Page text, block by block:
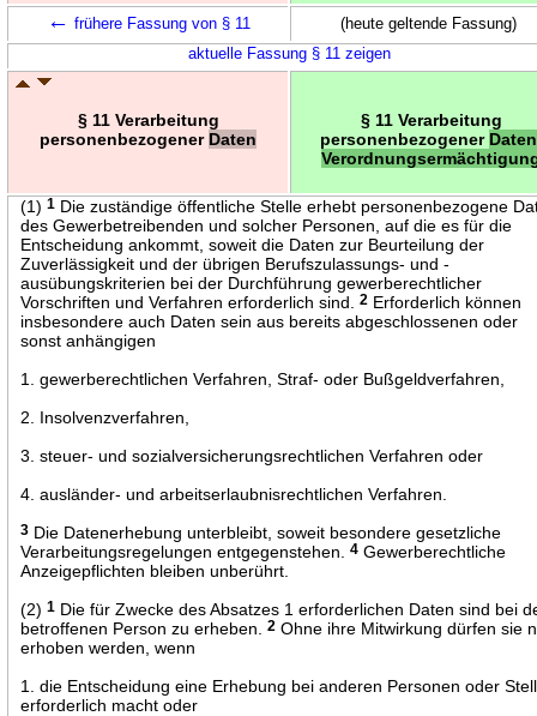
← frühere Fassung von § 11
(heute geltende Fassung)
aktuelle Fassung § 11 zeigen
§ 11 Verarbeitung
personenbezogener Daten
§ 11 Verarbeitung
personenbezogener
(1)1 Die zuständige öffentliche Stelle erhebt personenbezogene
des Gewerbetreibenden und solcher Personen, auf die es für die
Entscheidung ankommt, soweit die Daten zur Beurteilung der
Zuverlässigkeit und der übrigen Berufszulassungs- und -
ausübungskriterien bei der Durchführung gewerberechtlicher
Vorschriften und Verfahren erforderlich sind.2 Erforderlich können
insbesondere auch Daten sein aus bereits abgeschlossenen oder
sonst anhängigen
1. gewerberechtlichen Verfahren, Straf- oder Bußgeldverfahren,
2. Insolvenzverfahren,
3. steuer- und sozialversicherungsrechtlichen Verfahren oder
4. ausländer- und arbeitserlaubnisrechtlichen Verfahren.
3 Die Datenerhebung unterbleibt, soweit besondere gesetzliche
Verarbeitungsregelungen entgegenstehen.4 Gewerberechtliche
Anzeigepflichten bleiben unberührt.
(2)1 Die für Zwecke des Absatzes 1 erforderlichen Daten sind bei
betroffenen Person zu erheben.2 Ohne ihre Mitwirkung dürfen sie
erhoben werden, wenn
1. die Entscheidung eine Erhebung bei anderen Personen oder
erforderlich macht oder